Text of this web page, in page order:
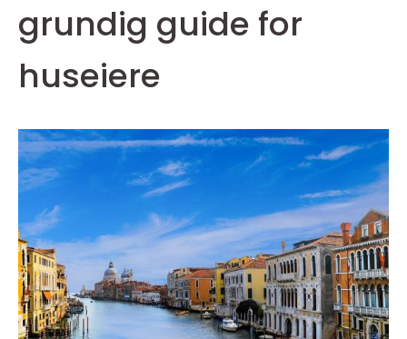
grundig guide for
huseiere